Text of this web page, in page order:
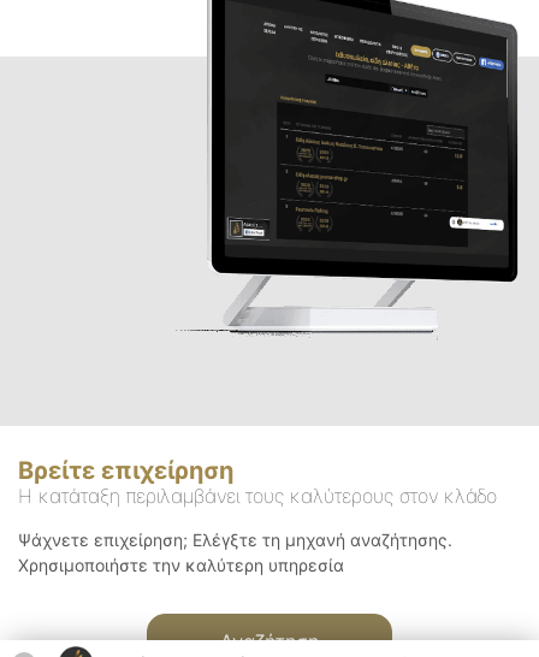
Βρείτε επιχείρηση
Η κατάταξη περιλαμβάνει τους καλύτερους στον κλάδο
Ψάχνετε επιχείρηση; Ελέγξτε τη μηχανή αναζήτησης.
Χρησιμοποιήστε την καλύτερη υπηρεσία
Αναζήτηση